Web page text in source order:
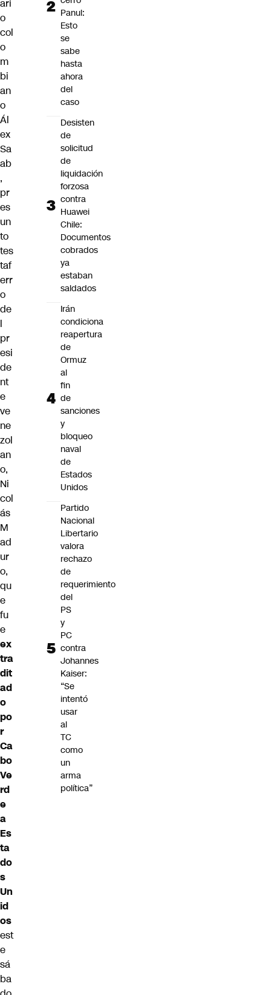
ari
o
col
o
m
bi
an
o
Ál
ex
Sa
ab
,
pr
es
un
to
tes
taf
err
o
de
l
pr
esi
de
nt
e
ve
ne
zol
an
o,
Ni
col
ás
M
ad
ur
o,
qu
e
fu
e
ex
tra
dit
ad
o
po
r
Ca
bo
Ve
rd
e
a
Es
ta
do
s
Un
id
os
est
e
sá
ba
Panul:
Esto
se
sabe
hasta
ahora
del
caso
Desisten
de
solicitud
de
liquidación
forzosa
contra
Huawei
Chile:
Documentos
cobrados
ya
estaban
saldados
Irán
condiciona
reapertura
de
Ormuz
al
fin
de
sanciones
y
bloqueo
naval
de
Estados
Unidos
Partido
Nacional
Libertario
valora
rechazo
de
requerimiento
del
PS
y
PC
contra
Johannes
Kaiser:
“Se
intentó
usar
al
TC
como
un
arma
política”